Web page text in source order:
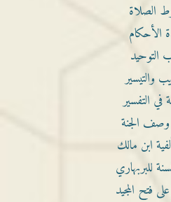
الصلاة
الأحكام
التوحيد
والتيسير
في التفسير
الجنة
ابن مالك
للبربهاري
فتح المجيد